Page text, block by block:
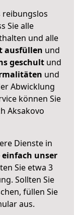
reibungslos
Sie alle
und alle
ausfüllen und
geschult und
und
Abwicklung
können Sie
Aksakovo
Dienste in
einfach unser
Sie etwa 3
Sollten Sie
füllen Sie
aus.